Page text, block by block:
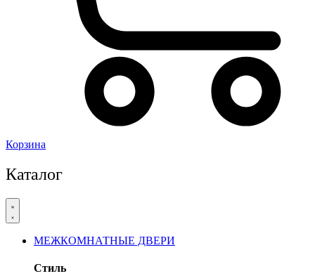
Корзина
Каталог
МЕЖКОМНАТНЫЕ ДВЕРИ
Стиль